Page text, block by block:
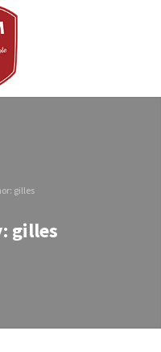
gilles
gilles